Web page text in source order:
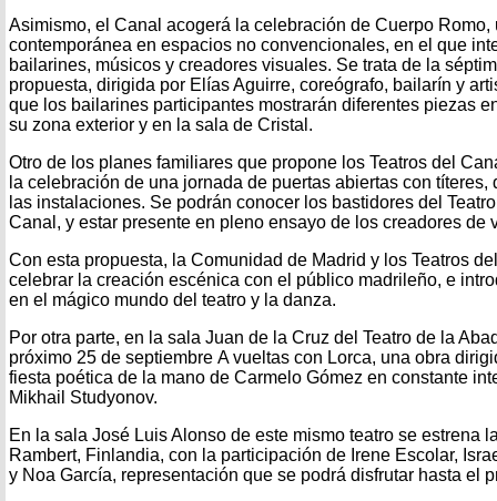
Asimismo, el Canal acogerá la celebración de Cuerpo Romo,
contemporánea en espacios no convencionales, en el que
bailarines, músicos y creadores visuales. Se trata de la
propuesta, dirigida por Elías Aguirre, coreógrafo, bailarín y
que los bailarines participantes mostrarán diferentes piezas
su zona exterior y en la sala de Cristal.
Otro de los planes familiares que propone los Teatros del
la celebración de una jornada de puertas abiertas con
las instalaciones. Se podrán conocer los bastidores del
Canal, y estar presente en pleno ensayo de los creadores de
Con esta propuesta, la Comunidad de Madrid y los Teatros
celebrar la creación escénica con el público madrileño, e
en el mágico mundo del teatro y la danza.
Por otra parte, en la sala Juan de la Cruz del Teatro de la
próximo 25 de septiembre A vueltas con Lorca, una obra
fiesta poética de la mano de Carmelo Gómez en constante
Mikhail Studyonov.
En la sala José Luis Alonso de este mismo teatro se estrena
Rambert, Finlandia, con la participación de Irene Escolar,
y Noa García, representación que se podrá disfrutar hasta el